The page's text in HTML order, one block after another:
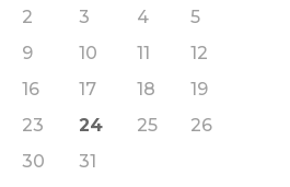
2 3 4
5
9 10 11
12
16 17 18
19
23 24 25
26
30
31